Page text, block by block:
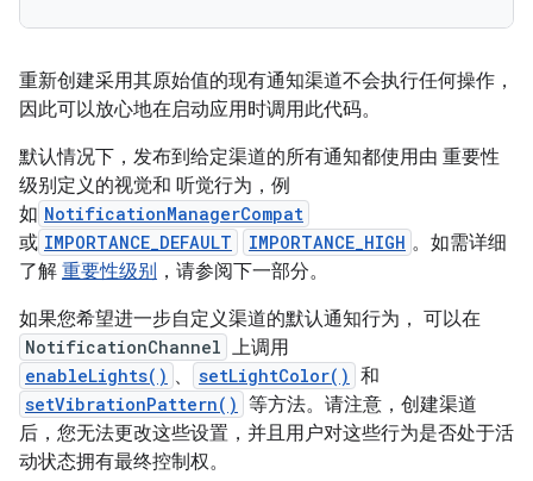
重新创建采用其原始值的现有通知渠道不会执行任何操作，
因此可以放心地在启动应用时调用此代码。
默认情况下，发布到给定渠道的所有通知都使用由 重要性
级别定义的视觉和 听觉行为，例
如 NotificationManagerCompat
或 IMPORTANCE_DEFAULT IMPORTANCE_HIGH 。如需详细
了解 重要性级别 ，请参阅下一部分。
如果您希望进一步自定义渠道的默认通知行为， 可以在
NotificationChannel 上调用
enableLights() 、 setLightColor() 和
setVibrationPattern() 等方法。请注意，创建渠道
后，您无法更改这些设置，并且用户对这些行为是否处于活
动状态拥有最终控制权。